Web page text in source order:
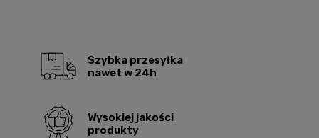
Szybka przesyłka
nawet w 24h
Wysokiej jakości
produkty